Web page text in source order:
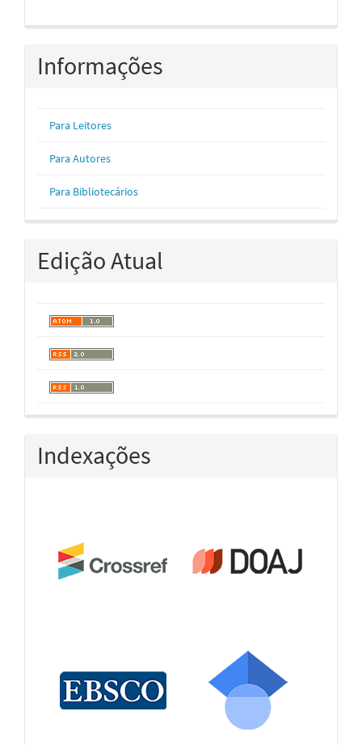
Informações
Para Leitores
Para Autores
Para Bibliotecários
Edição Atual
Indexações